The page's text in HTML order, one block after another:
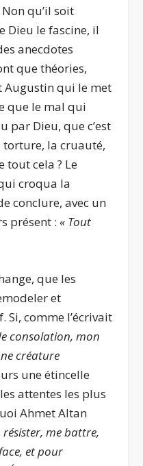
qu’il soit
Dieu le fascine, il
anecdotes
que théories,
Augustin qui le met
que le mal qui
par Dieu, que c’est
torture, la cruauté,
tout cela ? Le
croqua la
conclure, avec un
présent : « Tout
que les
et
Si, comme l’écrivait
consolation, mon
créature
une étincelle
attentes les plus
Ahmet Altan
me battre,
et pour